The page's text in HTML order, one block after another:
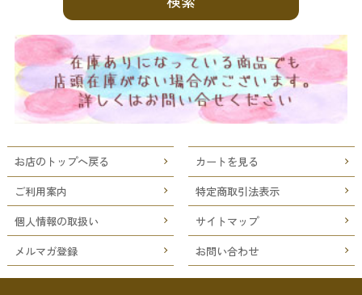
お店のトップへ戻る
カートを見る
ご利用案内
特定商取引法表示
個人情報の取扱い
サイトマップ
メルマガ登録
お問い合わせ